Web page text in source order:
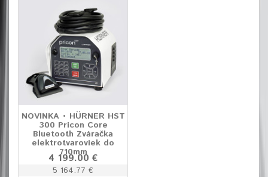
NOVINKA • HÜRNER HST
300 Pricon Core
Bluetooth Zváračka
elektrotvaroviek do
710mm
4 199.00 €
5 164.77 €